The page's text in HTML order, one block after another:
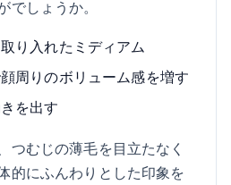
でしょうか。
り入れたミディアム
周りのボリューム感を増す
を出す
つむじの薄毛を目立たなく
的にふんわりとした印象を